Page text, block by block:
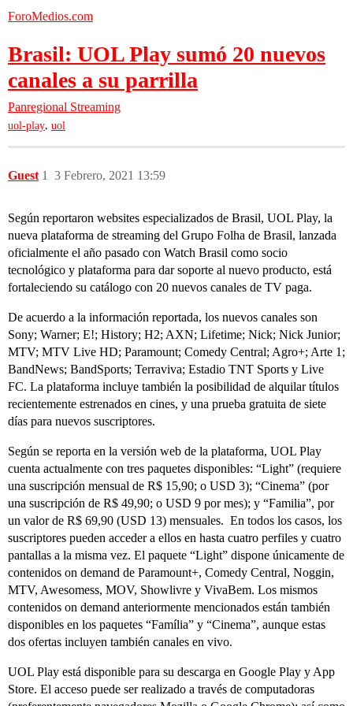
ForoMedios.com
Brasil: UOL Play sumó 20 nuevos
canales a su parrilla
Panregional Streaming
uol-play, uol
Guest 3 Febrero, 2021 13:59
1
Según reportaron websites especializados de Brasil, UOL Play, la
nueva plataforma de streaming del Grupo Folha de Brasil, lanzada
oficialmente el año pasado con Watch Brasil como socio
tecnológico y plataforma para dar soporte al nuevo producto, está
fortaleciendo su catálogo con 20 nuevos canales de TV paga.
De acuerdo a la información reportada, los nuevos canales son
Sony; Warner; E!; History; H2; AXN; Lifetime; Nick; Nick Junior;
MTV; MTV Live HD; Paramount; Comedy Central; Agro+; Arte 1;
BandNews; BandSports; Terraviva; Estadio TNT Sports y Live
FC. La plataforma incluye también la posibilidad de alquilar títulos
recientemente estrenados en cines, y una prueba gratuita de siete
días para nuevos suscriptores.
Según se reporta en la versión web de la plataforma, UOL Play
cuenta actualmente con tres paquetes disponibles: “Light” (requiere
una suscripción mensual de R$ 15,90; o USD 3); “Cinema” (por
una suscripción de R$ 49,90; o USD 9 por mes); y “Familia”, por
un valor de R$ 69,90 (USD 13) mensuales. En todos los casos, los
suscriptores pueden acceder a ellos en hasta cuatro perfiles y cuatro
pantallas a la misma vez. El paquete “Light” dispone únicamente de
contenidos on demand de Paramount+, Comedy Central, Noggin,
MTV, Awesomess, MOV, Showlivre y VivaBem. Los mismos
contenidos on demand anteriormente mencionados están también
disponibles en los paquetes “Família” y “Cinema”, aunque estas
dos ofertas incluyen también canales en vivo.
UOL Play está disponible para su descarga en Google Play y App
Store. El acceso puede ser realizado a través de computadoras